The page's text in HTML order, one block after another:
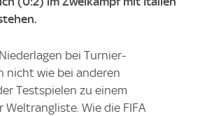
bei Turnier-
nicht wie bei anderen
Testspielen zu einem
Weltrangliste. Wie die FIFA